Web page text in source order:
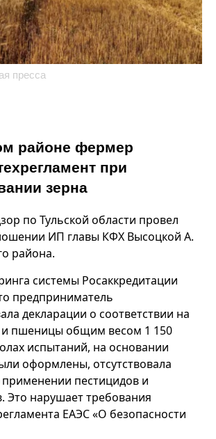
пресса
районе фермер
при
зерна
по Тульской области провел
ИП главы КФХ Высоцкой А.
района.
системы Росаккредитации
предприниматель
декларации о соответствии на
и пшеницы общим весом 1 150
испытаний, на основании
оформлены, отсутствовала
пестицидов и
Это нарушает требования
ЕАЭС «О безопасности